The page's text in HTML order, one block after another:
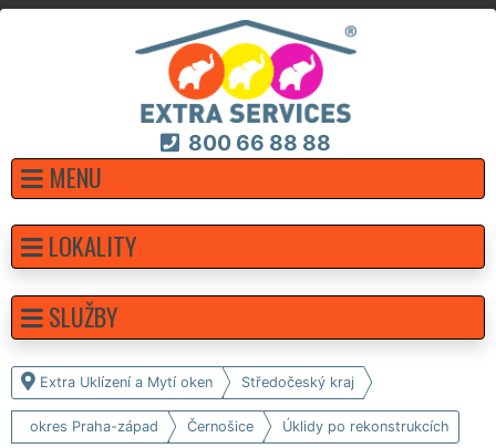
800 66 88 88
MENU
Extra Uklízení a Mytí oken Středočeský kraj
okres Praha-západ Černošice Úklidy po rekonstrukcích
LOKALITY
SLUŽBY